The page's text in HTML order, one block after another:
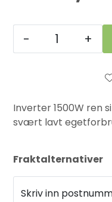
- +
Inverter 1500W ren
svært lavt
Fraktalternativer
Skriv inn